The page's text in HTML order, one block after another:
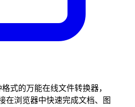
式的万能在线文件转换器，
在浏览器中快速完成文档、图